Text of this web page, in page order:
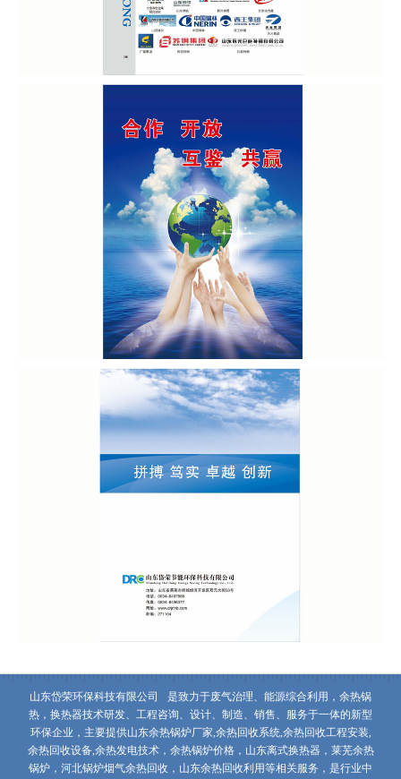
山东岱荣环保科技有限公司
是致力于废气治理、能源综合利用，余热锅
热，换热器技术研发、工程咨询、设计、制造、销售、服务于一体的新型
环保企业，主要提供山东余热锅炉厂家,余热回收系统,余热回收工程安装,
余热回收设备,余热发电技术，余热锅炉价格，山东离式换热器，莱芜余热
锅炉，河北锅炉烟气余热回收，山东余热回收利用等相关服务，是行业中